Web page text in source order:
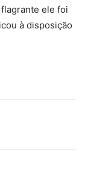
ele foi
à disposição